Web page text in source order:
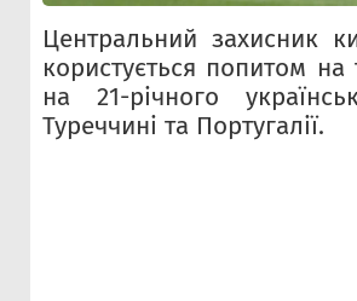
Центральний захисник
користується попитом
на 21-річного
Туреччині та Португалії.